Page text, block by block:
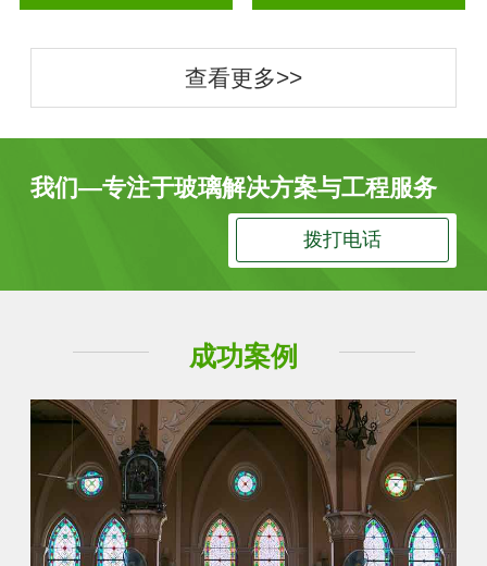
查看更多>>
我们—专注于玻璃解决方案与工程服务
拨打电话
成功案例